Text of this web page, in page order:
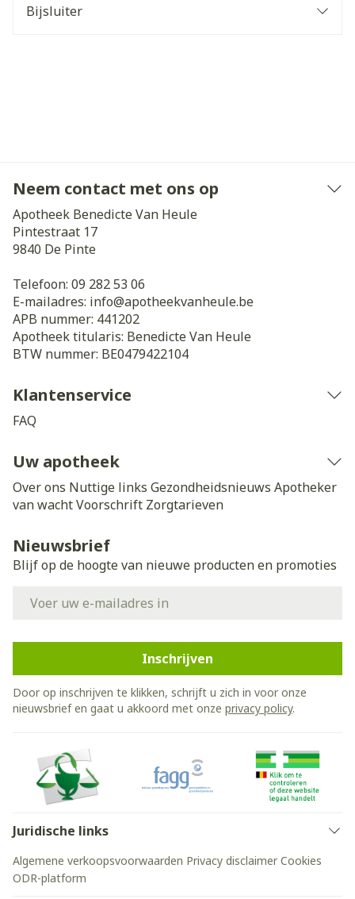
Bijsluiter
Neem contact met ons op
Apotheek Benedicte Van Heule
Pintestraat 17
9840 De Pinte
Telefoon: 09 282 53 06
E-mailadres: info@apotheekvanheule.be
APB nummer: 441202
Apotheek titularis: Benedicte Van Heule
BTW nummer: BE0479422104
Klantenservice
FAQ
Uw apotheek
Over ons Nuttige links Gezondheidsnieuws Apotheker
van wachtVoorschrift Zorgtarieven
Nieuwsbrief
Blijf op de hoogte van nieuwe producten en promoties
Inschrijven
Door op inschrijven te klikken, schrijft u zich in voor onze
nieuwsbrief en gaat u akkoord met onze privacy policy.
Juridische links
Algemene verkoopsvoorwaarden Privacy disclaimer Cookies
ODR-platform